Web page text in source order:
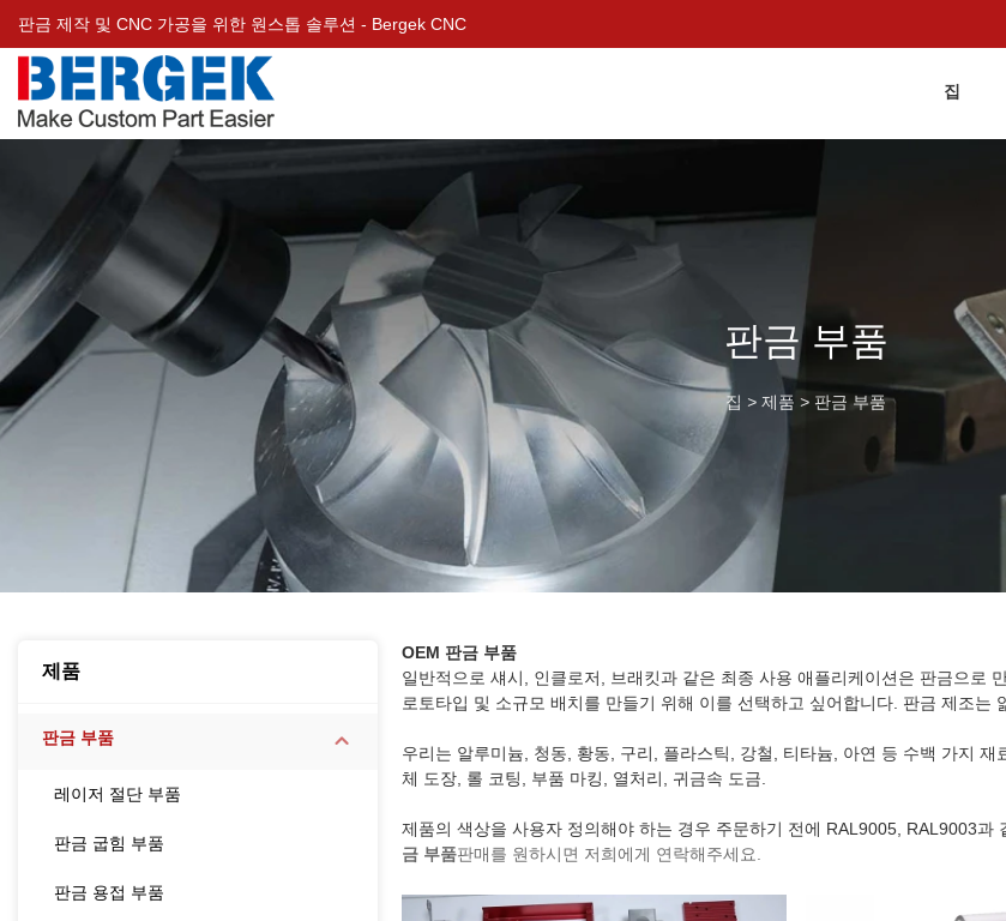
판금 제작 및 CNC 가공을 위한 원스톱 솔루션 - Bergek CNC
집
판금 부품
집 > 제품 > 판금 부품
제품
판금 부품
레이저 절단 부품
판금 굽힘 부품
판금 용접 부품
OEM 판금 부품
일반적으로 섀시, 인클로저, 브래킷과 같은 최종 사용 애플리케이션은 판금으로
로토타입 및 소규모 배치를 만들기 위해 이를 선택하고 싶어합니다. 판금 제조는
우리는 알루미늄, 청동, 황동, 구리, 플라스틱, 강철, 티타늄, 아연 등 수백 가지
체 도장, 롤 코팅, 부품 마킹, 열처리, 귀금속 도금.
제품의 색상을 사용자 정의해야 하는 경우 주문하기 전에 RAL9005, RAL9003과
금 부품판매를 원하시면 저희에게 연락해주세요.